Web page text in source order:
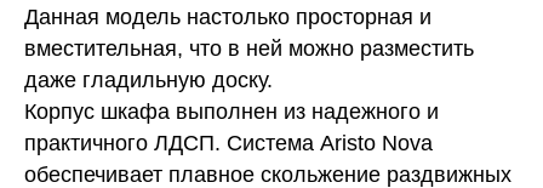
Данная модель настолько просторная и
вместительная, что в ней можно разместить
даже гладильную доску.
Корпус шкафа выполнен из надежного и
практичного ЛДСП. Система Aristo Nova
обеспечивает плавное скольжение раздвижных